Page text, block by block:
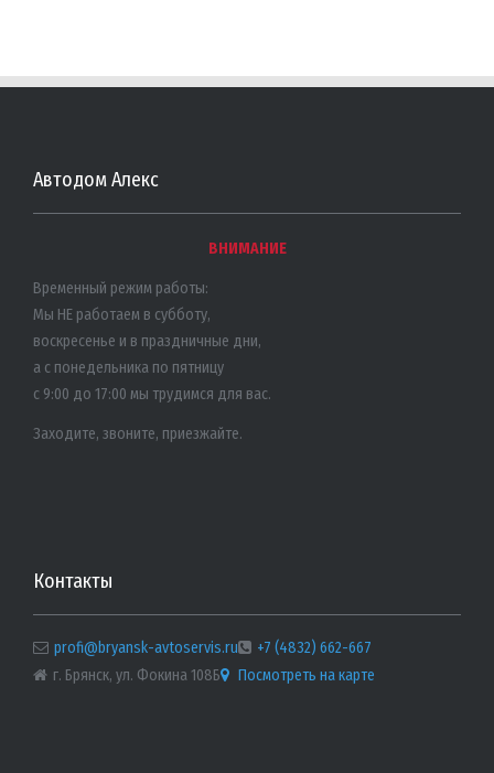
Автодом Алекс
ВНИМАНИЕ
Временный режим работы:
Мы НЕ работаем в субботу,
воскресенье и в праздничные дни,
а с понедельника по пятницу
с 9:00 до 17:00 мы трудимся для вас.
Заходите, звоните, приезжайте.
Контакты
profi@bryansk-avtoservis.ru
+7 (4832) 662-667
г. Брянск, ул. Фокина 108Б
Посмотреть на карте